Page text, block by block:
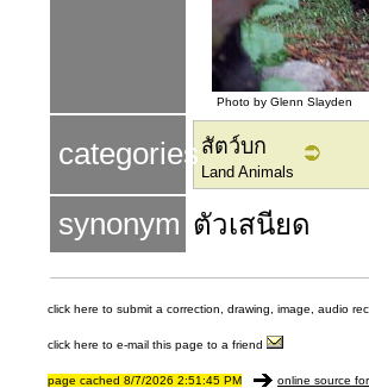
Photo by Glenn Slayden
categories สัตว์บก
Land Animals
synonym ตัวเสนียด
click here to submit a correction, drawing, image, audio
click here to e-mail this page to a friend
page cached 8/7/2026 2:51:45 PM online source